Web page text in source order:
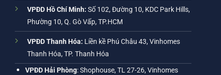
VPĐD Hồ Chí Minh: Số 102, Đường 10, KDC Park Hills,
Phường 10, Q. Gò Vấp, TP.HCM
VPĐD Thanh Hóa: Liền kề Phú Châu 43, Vinhomes
Thanh Hóa, TP. Thanh Hóa
VPĐD Hải Phòng: Shophouse, TL 27-26, Vinhomes